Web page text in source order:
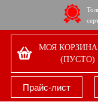
МОЯ КОРЗИНА
(ПУСТО)
Прайс-лист